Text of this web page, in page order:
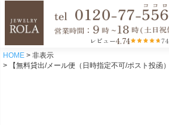
レビュー4.74
HOME
非表示
【無料貸出/メール便（日時指定不可/ポスト投函